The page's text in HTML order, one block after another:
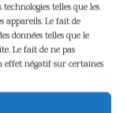
telles que les
appareils. Le fait de
données telles que le
Le fait de ne pas
effet négatif sur certaines